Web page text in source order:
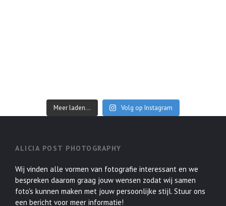
Meer laden... Volg op Instagram
ALICIA POST PHOTOGRAPHY
Wij vinden alle vormen van fotografie interessant en we
bespreken daarom graag jouw wensen zodat wij samen
foto's kunnen maken met jouw persoonlijke stijl. Stuur ons
een bericht voor meer informatie!